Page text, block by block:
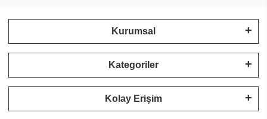
Kurumsal
Kategoriler
Kolay Erişim